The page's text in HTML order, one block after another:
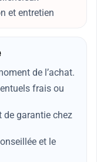
et entretien
de l’achat.
frais ou
de garantie chez
et le